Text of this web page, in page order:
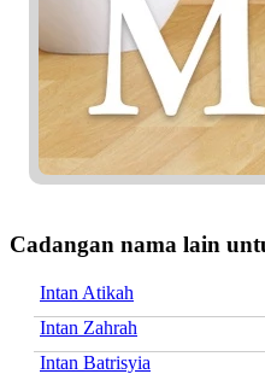
Cadangan nama lain
Intan Atikah
Intan Zahrah
Intan Batrisyia